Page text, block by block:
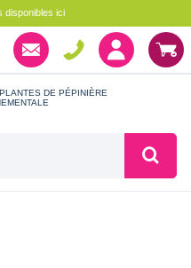
disponibles ici
DE PÉPINIÈRE